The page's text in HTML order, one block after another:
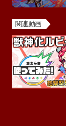
関連動画